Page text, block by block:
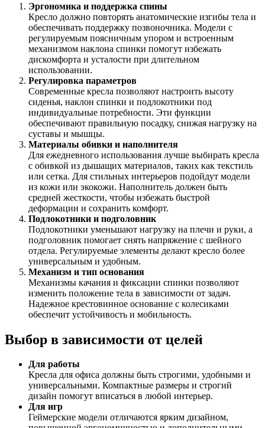
Эргономика и поддержка спины
Кресло должно повторять анатомические изгибы тела и
обеспечивать поддержку позвоночника. Модели с
регулируемым поясничным упором и встроенным
механизмом наклона спинки помогут избежать
дискомфорта и усталости при длительном
использовании.
Регулировка параметров
Современные кресла позволяют настроить высоту
сиденья, наклон спинки и подлокотники под
индивидуальные потребности. Эти функции
обеспечивают правильную посадку, снижая нагрузку на
суставы и мышцы.
Материалы обивки и наполнителя
Для ежедневного использования лучше выбирать кресла
с обивкой из дышащих материалов, таких как текстиль
или сетка. Для стильных интерьеров подойдут модели
из кожи или экокожи. Наполнитель должен быть
средней жесткости, чтобы избежать быстрой
деформации и сохранить комфорт.
Подлокотники и подголовник
Подлокотники уменьшают нагрузку на плечи и руки, а
подголовник помогает снять напряжение с шейного
отдела. Регулируемые элементы делают кресло более
универсальным и удобным.
Механизм и тип основания
Механизмы качания и фиксации спинки позволяют
изменить положение тела в зависимости от задач.
Надежное крестовинное основание с колесиками
обеспечит устойчивость и мобильность.
Выбор в зависимости от целей
Для работы
Кресла для офиса должны быть строгими, удобными и
универсальными. Компактные размеры и строгий
дизайн помогут вписаться в любой интерьер.
Для игр
Геймерские модели отличаются ярким дизайном,